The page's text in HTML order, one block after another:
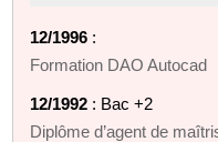
12/1996 :
Formation DAO Autocad
12/1992 : Bac +2
Diplôme d’agent de